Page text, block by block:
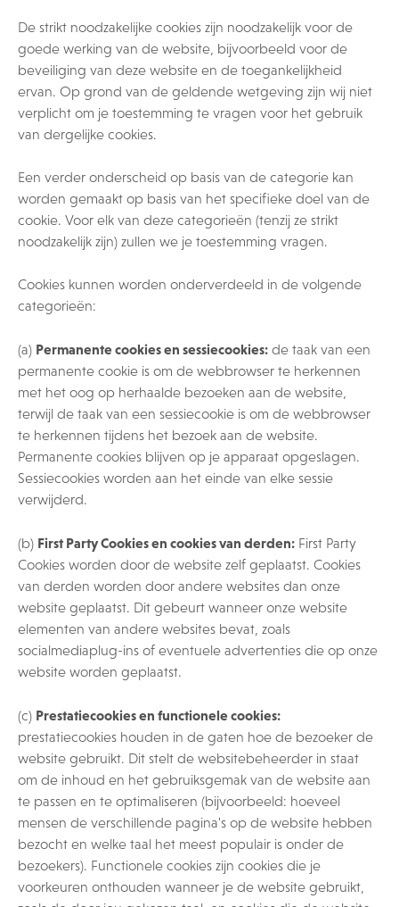
De strikt noodzakelijke cookies zijn noodzakelijk voor de
goede werking van de website, bijvoorbeeld voor de
beveiliging van deze website en de toegankelijkheid
ervan. Op grond van de geldende wetgeving zijn wij niet
verplicht om je toestemming te vragen voor het gebruik
van dergelijke cookies.
Een verder onderscheid op basis van de categorie kan
worden gemaakt op basis van het specifieke doel van de
cookie. Voor elk van deze categorieën (tenzij ze strikt
noodzakelijk zijn) zullen we je toestemming vragen.
Cookies kunnen worden onderverdeeld in de volgende
categorieën:
(a) Permanente cookies en sessiecookies: de taak van een
permanente cookie is om de webbrowser te herkennen
met het oog op herhaalde bezoeken aan de website,
terwijl de taak van een sessiecookie is om de webbrowser
te herkennen tijdens het bezoek aan de website.
Permanente cookies blijven op je apparaat opgeslagen.
Sessiecookies worden aan het einde van elke sessie
verwijderd.
(b) First Party Cookies en cookies van derden: First Party
Cookies worden door de website zelf geplaatst. Cookies
van derden worden door andere websites dan onze
website geplaatst. Dit gebeurt wanneer onze website
elementen van andere websites bevat, zoals
socialmediaplug-ins of eventuele advertenties die op onze
website worden geplaatst.
(c) Prestatiecookies en functionele cookies:
prestatiecookies houden in de gaten hoe de bezoeker de
website gebruikt. Dit stelt de websitebeheerder in staat
om de inhoud en het gebruiksgemak van de website aan
te passen en te optimaliseren (bijvoorbeeld: hoeveel
mensen de verschillende pagina's op de website hebben
bezocht en welke taal het meest populair is onder de
bezoekers). Functionele cookies zijn cookies die je
voorkeuren onthouden wanneer je de website gebruikt,